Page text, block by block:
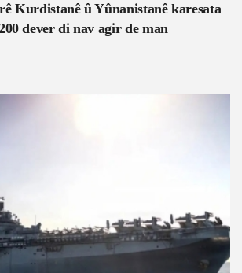
Kurdistanê û Yûnanistanê karesata
dever di nav agir de man